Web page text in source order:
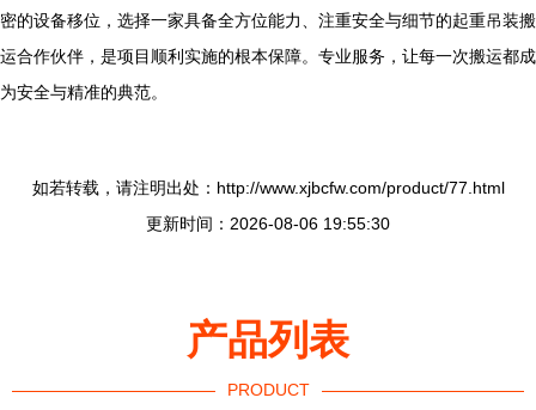
密的设备移位，选择一家具备全方位能力、注重安全与细节的起重吊装搬
运合作伙伴，是项目顺利实施的根本保障。专业服务，让每一次搬运都成
为安全与精准的典范。
如若转载，请注明出处：http://www.xjbcfw.com/product/77.html
更新时间：2026-08-06 19:55:30
产品列表
PRODUCT